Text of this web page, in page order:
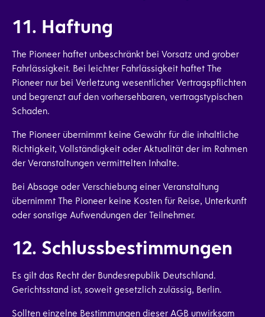
11. Haftung
The Pioneer haftet unbeschränkt bei Vorsatz und grober
Fahrlässigkeit. Bei leichter Fahrlässigkeit haftet The
Pioneer nur bei Verletzung wesentlicher Vertragspflichten
und begrenzt auf den vorhersehbaren, vertragstypischen
Schaden.
The Pioneer übernimmt keine Gewähr für die inhaltliche
Richtigkeit, Vollständigkeit oder Aktualität der im Rahmen
der Veranstaltungen vermittelten Inhalte.
Bei Absage oder Verschiebung einer Veranstaltung
übernimmt The Pioneer keine Kosten für Reise, Unterkunft
oder sonstige Aufwendungen der Teilnehmer.
12. Schlussbestimmungen
Es gilt das Recht der Bundesrepublik Deutschland.
Gerichtsstand ist, soweit gesetzlich zulässig, Berlin.
Sollten einzelne Bestimmungen dieser AGB unwirksam